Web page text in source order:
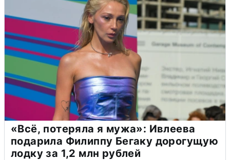
«Всё, потеряла я мужа»: Ивлеева
подарила Филиппу Бегаку дорогущую
лодку за 1,2 млн рублей